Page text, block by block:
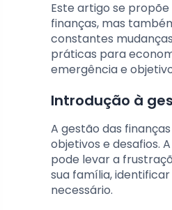
Este artigo se
finanças, mas
constantes
práticas para
emergência e
Introdução à
A gestão das
objetivos e desafios.
pode levar a
sua família,
necessário.